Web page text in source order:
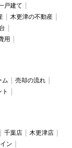
戸建て
木更津の不動産
用
ム
売却の流れ
千葉店
木更津店
ン